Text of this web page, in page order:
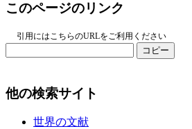
このページのリンク
引用にはこちらのURLをご利用ください
コピー
他の検索サイト
世界の文献